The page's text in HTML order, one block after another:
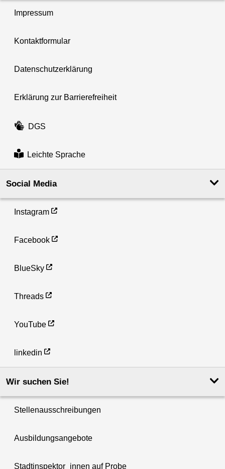
Impressum
Kontaktformular
Datenschutzerklärung
Erklärung zur Barrierefreiheit
DGS
Leichte Sprache
Social Media
Instagram
Facebook
BlueSky
Threads
YouTube
linkedin
Wir suchen Sie!
Stellenausschreibungen
Ausbildungsangebote
Stadtinspektor_innen auf Probe